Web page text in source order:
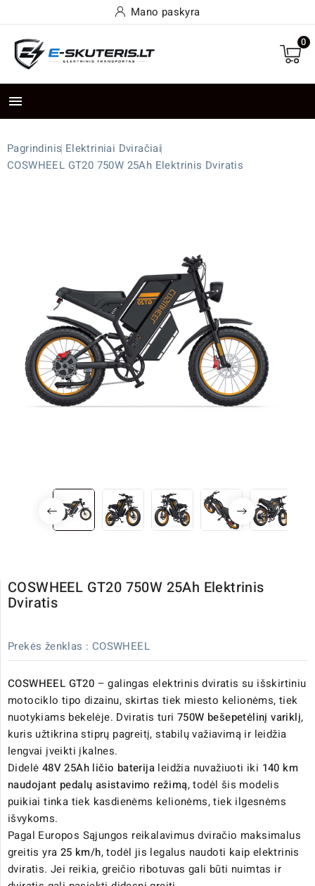
Mano paskyra
0

Pagrindinis Elektriniai Dviračiai
COSWHEEL GT20 750W 25Ah Elektrinis Dviratis
COSWHEEL GT20 750W 25Ah Elektrinis
Dviratis
Prekės ženklas : COSWHEEL
COSWHEEL GT20 – galingas elektrinis dviratis su išskirtiniu
motociklo tipo dizainu, skirtas tiek miesto kelionėms, tiek
nuotykiams bekelėje. Dviratis turi 750W bešepetėlinį variklį,
kuris užtikrina stiprų pagreitį, stabilų važiavimą ir leidžia
lengvai įveikti įkalnes.
Didelė 48V 25Ah ličio baterija leidžia nuvažiuoti iki 140 km
naudojant pedalų asistavimo režimą, todėl šis modelis
puikiai tinka tiek kasdienėms kelionėms, tiek ilgesnėms
išvykoms.
Pagal Europos Sąjungos reikalavimus dviračio maksimalus
greitis yra 25 km/h, todėl jis legalus naudoti kaip elektrinis
dviratis. Jei reikia, greičio ribotuvas gali būti nuimtas ir